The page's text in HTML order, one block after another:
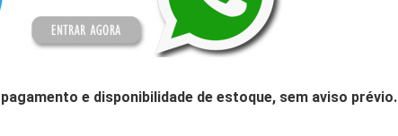
e disponibilidade de estoque, sem aviso prévio.